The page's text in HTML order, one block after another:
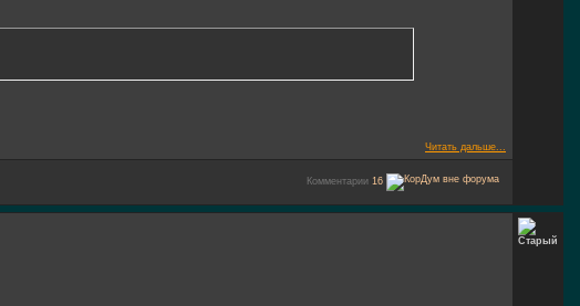
Читать дальше...
Комментарии 16